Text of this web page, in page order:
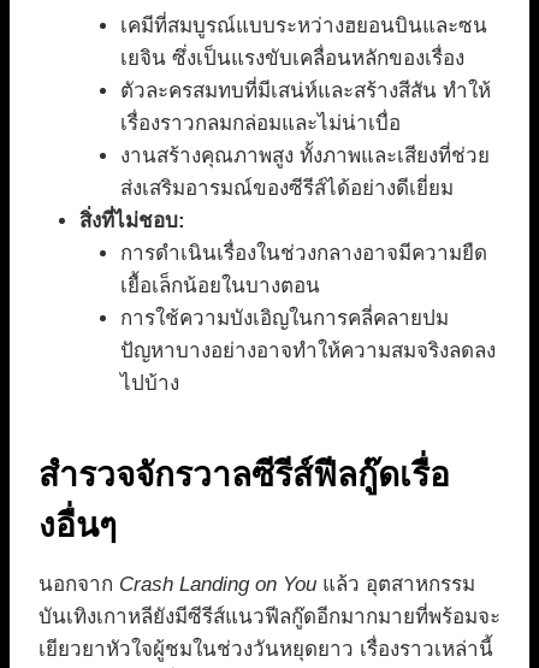
เคมีที่สมบูรณ์แบบระหว่างฮยอนบินและซน
เยจิน ซึ่งเป็นแรงขับเคลื่อนหลักของเรื่อง
ตัวละครสมทบที่มีเสน่ห์และสร้างสีสัน ทำให้
เรื่องราวกลมกล่อมและไม่น่าเบื่อ
งานสร้างคุณภาพสูง ทั้งภาพและเสียงที่ช่วย
ส่งเสริมอารมณ์ของซีรีส์ได้อย่างดีเยี่ยม
สิ่งที่ไม่ชอบ:
การดำเนินเรื่องในช่วงกลางอาจมีความยืด
เยื้อเล็กน้อยในบางตอน
การใช้ความบังเอิญในการคลี่คลายปม
ปัญหาบางอย่างอาจทำให้ความสมจริงลดลง
ไปบ้าง
สำรวจจักรวาลซีรีส์ฟีลกู๊ดเรื่อ
งอื่นๆ
นอกจาก Crash Landing on You แล้ว อุตสาหกรรม
บันเทิงเกาหลียังมีซีรีส์แนวฟีลกู๊ดอีกมากมายที่พร้อมจะ
เยียวยาหัวใจผู้ชมในช่วงวันหยุดยาว เรื่องราวเหล่านี้